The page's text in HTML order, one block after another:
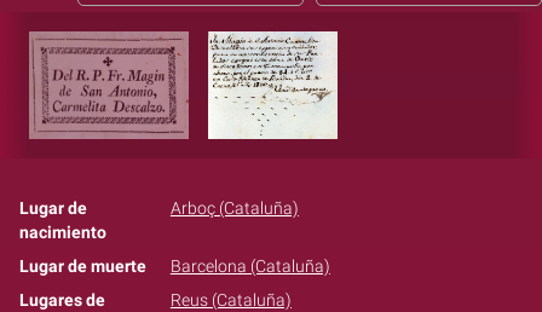
Lugar de
nacimiento
Arboç (Cataluña)
Lugar de muerte
Barcelona (Cataluña)
Lugares de
Reus (Cataluña)